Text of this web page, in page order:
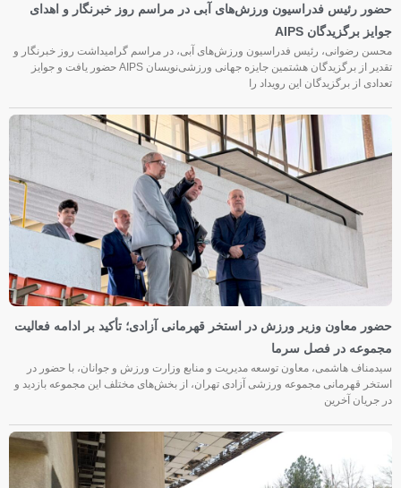
حضور رئیس فدراسیون ورزش‌های آبی در مراسم روز خبرنگار و اهدای
جوایز برگزیدگان AIPS
محسن رضوانی، رئیس فدراسیون ورزش‌های آبی، در مراسم گرامیداشت روز خبرنگار و
تقدیر از برگزیدگان هشتمین جایزه جهانی ورزشی‌نویسان AIPS حضور یافت و جوایز
تعدادی از برگزیدگان این رویداد را
حضور معاون وزیر ورزش در استخر قهرمانی آزادی؛ تأکید بر ادامه فعالیت
مجموعه در فصل سرما
سیدمناف هاشمی، معاون توسعه مدیریت و منابع وزارت ورزش و جوانان، با حضور در
استخر قهرمانی مجموعه ورزشی آزادی تهران، از بخش‌های مختلف این مجموعه بازدید و
در جریان آخرین